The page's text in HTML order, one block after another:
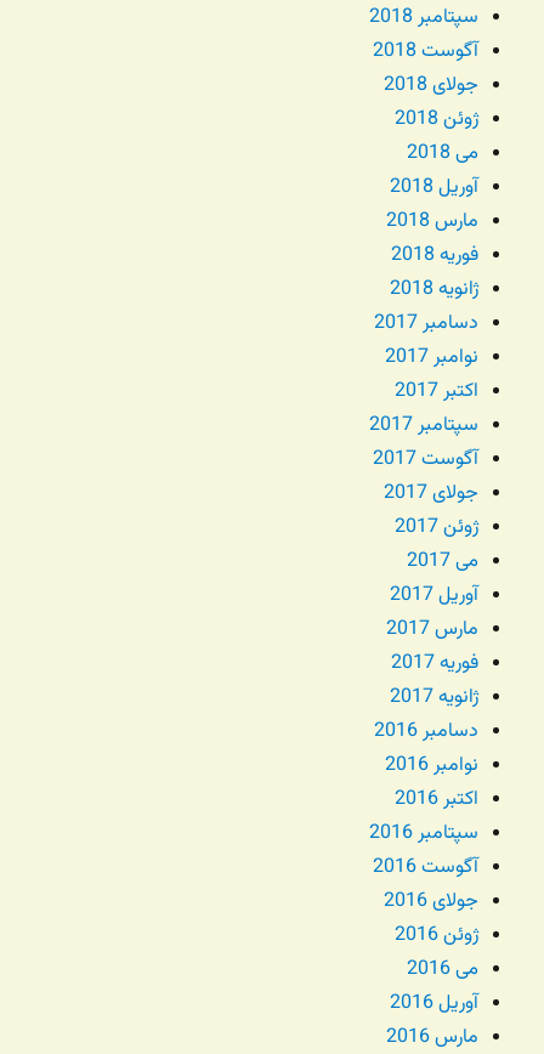
سپتامبر 2018
آگوست 2018
جولای 2018
ژوئن 2018
می 2018
آوریل 2018
مارس 2018
فوریه 2018
ژانویه 2018
دسامبر 2017
نوامبر 2017
اکتبر 2017
سپتامبر 2017
آگوست 2017
جولای 2017
ژوئن 2017
می 2017
آوریل 2017
مارس 2017
فوریه 2017
ژانویه 2017
دسامبر 2016
نوامبر 2016
اکتبر 2016
سپتامبر 2016
آگوست 2016
جولای 2016
ژوئن 2016
می 2016
آوریل 2016
مارس 2016